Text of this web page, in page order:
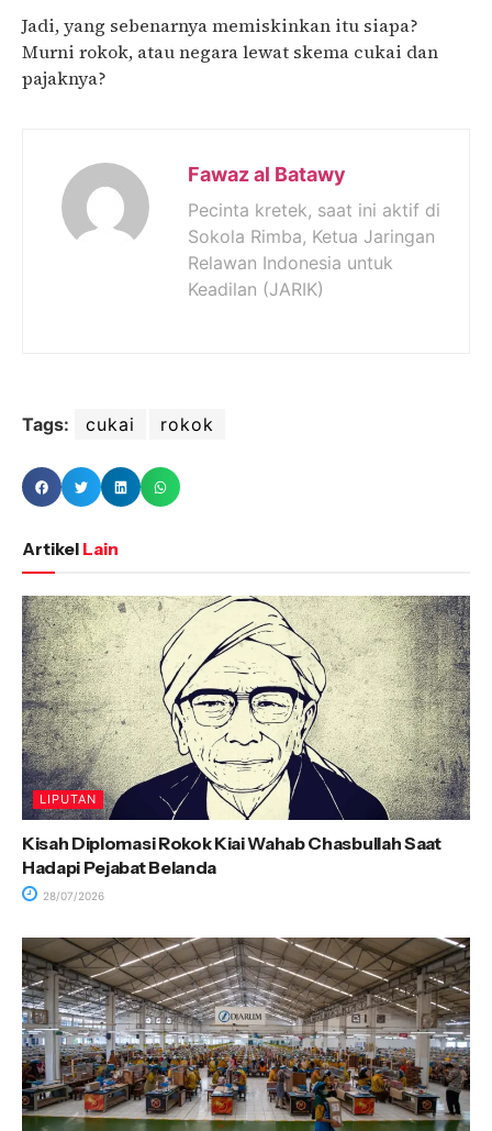
Jadi, yang sebenarnya memiskinkan itu siapa?
Murni rokok, atau negara lewat skema cukai dan
pajaknya?
Fawaz al Batawy
Pecinta kretek, saat ini aktif di
Sokola Rimba, Ketua Jaringan
Relawan Indonesia untuk
Keadilan (JARIK)
Tags: cukai rokok
Artikel Lain
LIPUTAN
Kisah Diplomasi Rokok Kiai Wahab Chasbullah Saat
Hadapi Pejabat Belanda
28/07/2026